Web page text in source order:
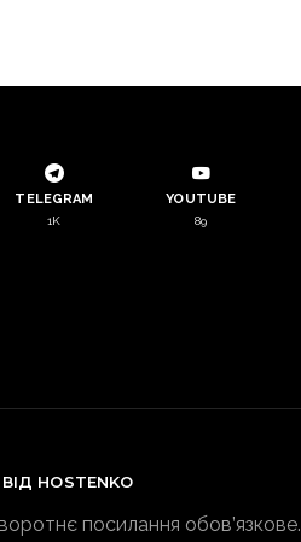
TELEGRAM
1K
YOUTUBE
89
HOSTENKO
посилання обов’язкове.